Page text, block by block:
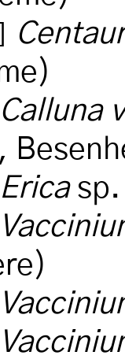
Calluna
Ericasp.